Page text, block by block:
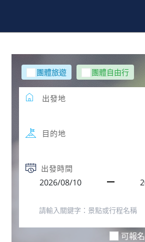
團體旅遊 團體自由行
出發地
目的地
出發時間
可報名